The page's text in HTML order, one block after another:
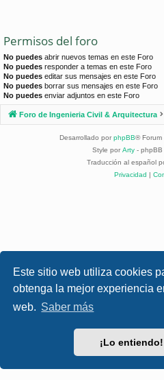
Este sitio web utiliza cookies
obtenga la mejor experiencia
web. Saber más
¡Lo entiendo!
Permisos del foro
No puedes abrir nuevos temas en este Foro
No puedes responder a temas en este Foro
No puedes editar sus mensajes en este Foro
No puedes borrar sus mensajes en este Foro
No puedes enviar adjuntos en este Foro
Foro de Ingenieria Civil & Arquitectura
Desarrollado por phpBB® Forum
Style por Arty - phpBB
Traducción al español
Privacidad |